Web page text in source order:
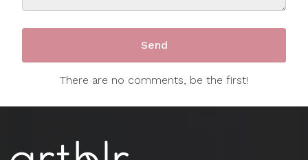
There are no comments, be the first!